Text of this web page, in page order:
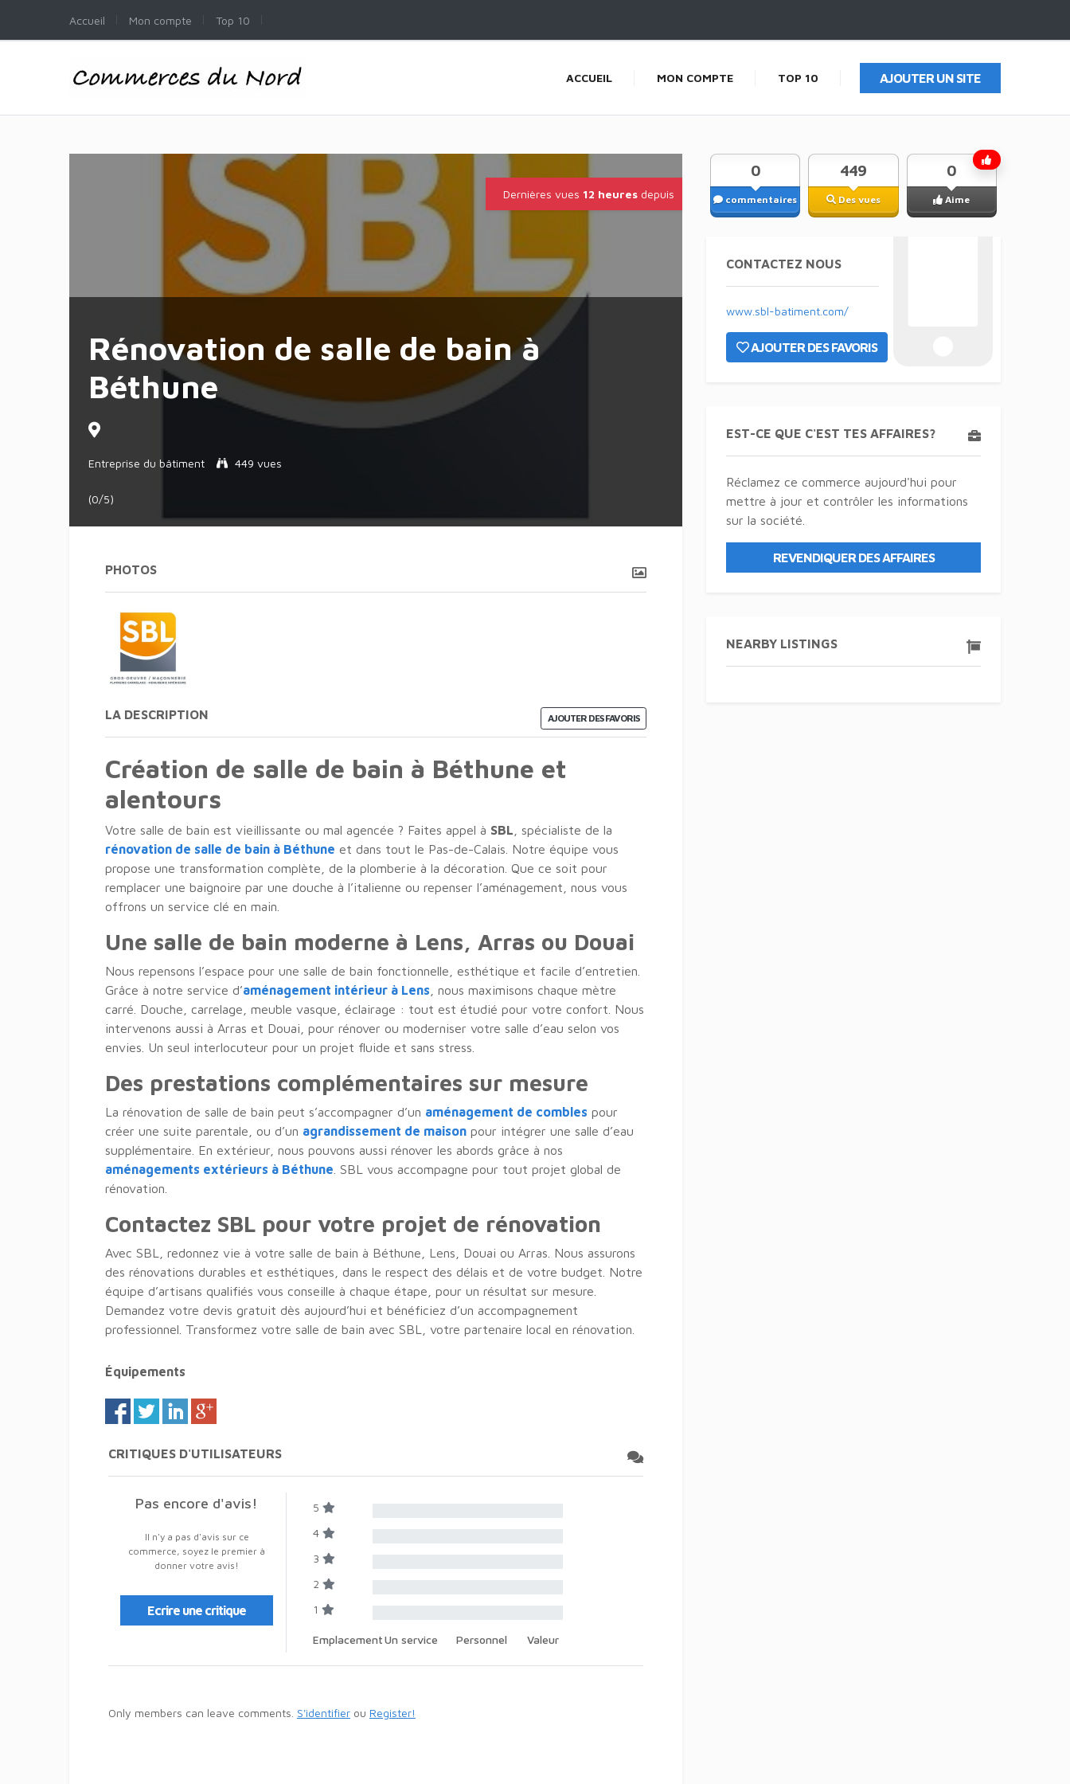
Accueil Mon compte Top 10
ACCUEIL MON COMPTE TOP 10 AJOUTER UN SITE
Dernières vues 12 heures depuis
Rénovation de salle de bain à
Béthune
Entreprise du bâtiment 449 vues
(0/5)
PHOTOS
AJOUTER DES FAVORIS
LA DESCRIPTION
Création de salle de bain à Béthune et
alentours
Votre salle de bain est vieillissante ou mal agencée ? Faites appel à SBL , spécialiste de la
rénovation de salle de bain à Béthune et dans tout le Pas-de-Calais. Notre équipe vous
propose une transformation complète, de la plomberie à la décoration. Que ce soit pour
remplacer une baignoire par une douche à l’italienne ou repenser l’aménagement, nous vous
offrons un service clé en main.
Une salle de bain moderne à Lens, Arras ou Douai
Nous repensons l’espace pour une salle de bain fonctionnelle, esthétique et facile d’entretien.
Grâce à notre service d’aménagement intérieur à Lens , nous maximisons chaque mètre
carré. Douche, carrelage, meuble vasque, éclairage : tout est étudié pour votre confort. Nous
intervenons aussi à Arras et Douai, pour rénover ou moderniser votre salle d’eau selon vos
envies. Un seul interlocuteur pour un projet fluide et sans stress.
Des prestations complémentaires sur mesure
La rénovation de salle de bain peut s’accompagner d’un aménagement de combles pour
créer une suite parentale, ou d’un agrandissement de maison pour intégrer une salle d’eau
supplémentaire. En extérieur, nous pouvons aussi rénover les abords grâce à nos
aménagements extérieurs à Béthune . SBL vous accompagne pour tout projet global de
rénovation.
Contactez SBL pour votre projet de rénovation
Avec SBL, redonnez vie à votre salle de bain à Béthune, Lens, Douai ou Arras. Nous assurons
des rénovations durables et esthétiques, dans le respect des délais et de votre budget. Notre
équipe d’artisans qualifiés vous conseille à chaque étape, pour un résultat sur mesure.
Demandez votre devis gratuit dès aujourd’hui et bénéficiez d’un accompagnement
professionnel. Transformez votre salle de bain avec SBL, votre partenaire local en rénovation.
Équipements
CRITIQUES D'UTILISATEURS
Pas encore d'avis!
Il n'y a pas d'avis sur ce
commerce, soyez le premier à
donner votre avis!
Ecrire une critique
5
4
3
2
1
EmplacementUn service Personnel Valeur
Only members can leave comments. S'identifier ou Register!
commentaires
0
Des vues
449
Aime
0
CONTACTEZ NOUS
www.sbl-batiment.com/
AJOUTER DES FAVORIS
EST-CE QUE C'EST TES AFFAIRES?
Réclamez ce commerce aujourd'hui pour
mettre à jour et contrôler les informations
sur la société.
REVENDIQUER DES AFFAIRES
NEARBY LISTINGS